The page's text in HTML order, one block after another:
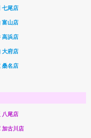
七尾店
富山店
高浜店
大府店
桑名店
八尾店
加古川店